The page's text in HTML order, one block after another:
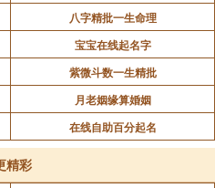
八字精批一生命理
宝宝在线起名字
紫微斗数一生精批
月老姻缘算婚姻
在线自助百分起名
精彩